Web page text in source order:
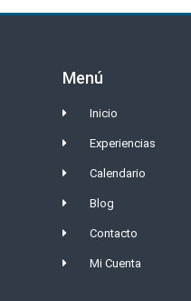
Menú
Inicio
Experiencias
Calendario
Blog
Contacto
Mi Cuenta